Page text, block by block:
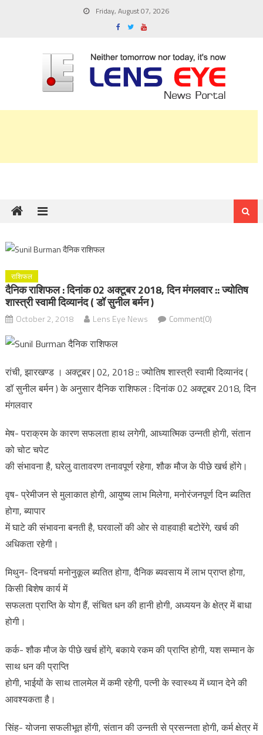
Friday, August 07, 2026
राशिफल
दैनिक राशिफल : दिनांक 02 अक्टूबर 2018, दिन मंगलवार :: ज्योतिष
शास्त्री स्वामी दिव्यानंद ( डॉ सुनील बर्मन )
October 2, 2018 Lens Eye News Comment(0)
रांची, झारखण्ड । अक्टूबर | 02, 2018 :: ज्योतिष शास्त्री स्वामी दिव्यानंद (
डॉ सुनील बर्मन ) के अनुसार दैनिक राशिफल : दिनांक 02 अक्टूबर 2018, दिन
मंगलवार
मेष- पराक्रम के कारण सफलता हाथ लगेगी, आध्यात्मिक उन्नती होगी, संतान
को चोट चपेट
की संभावना है, घरेलु वातावरण तनावपूर्ण रहेगा, शौक मौज के पीछे खर्च होंगे।
वृष- प्रेमीजन से मुलाकात होगी, आयुष्य लाभ मिलेगा, मनोरंजनपूर्ण दिन ब्यतित
होगा, ब्यापार
में घाटे की संभावना बनती है, घरवालों की ओर से वाहवाही बटोरेंगे, खर्च की
अधिकता रहेगी।
मिथुन- दिनचर्या मनोनुकूल ब्यतित होगा, दैनिक ब्यवसाय में लाभ प्राप्त होगा,
किसी बिशेष कार्य में
सफलता प्राप्ति के योग हैं, संचित धन की हानी होगी, अध्ययन के क्षेत्र में बाधा
होगी।
कर्क- शौक मौज के पीछे खर्च होंगे, बकाये रकम की प्राप्ति होगी, यश सम्मान के
साथ धन की प्राप्ति
होगी, भाईयों के साथ तालमेल में कमी रहेगी, पत्नी के स्वास्थ्य में ध्यान देने की
आवश्यकता है।
सिंह- योजना सफलीभूत होंगी, संतान की उन्नती से प्रसन्नता होगी, कर्म क्षेत्र में